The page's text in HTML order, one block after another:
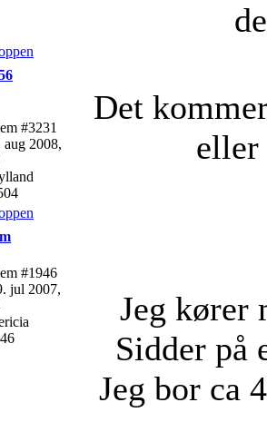
#3231
aug 2008,
Det
#1946
jul 2007,
Jeg kører
Sidder på
Jeg bor ca